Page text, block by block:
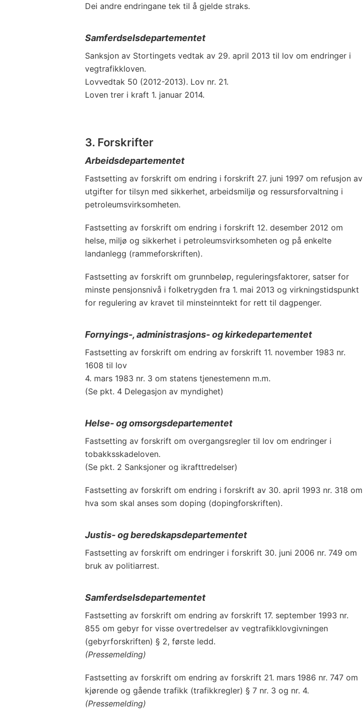
Dei andre endringane tek til å gjelde straks.
Samferdselsdepartementet
Sanksjon av Stortingets vedtak av 29. april 2013 til lov om endringer i
vegtrafikkloven.
Lovvedtak 50 (2012-2013). Lov nr. 21.
Loven trer i kraft 1. januar 2014.
3. Forskrifter
Arbeidsdepartementet
Fastsetting av forskrift om endring i forskrift 27. juni 1997 om refusjon av
utgifter for tilsyn med sikkerhet, arbeidsmiljø og ressursforvaltning i
petroleumsvirksomheten.
Fastsetting av forskrift om endring i forskrift 12. desember 2012 om
helse, miljø og sikkerhet i petroleumsvirksomheten og på enkelte
landanlegg (rammeforskriften).
Fastsetting av forskrift om grunnbeløp, reguleringsfaktorer, satser for
minste pensjonsnivå i folketrygden fra 1. mai 2013 og virkningstidspunkt
for regulering av kravet til minsteinntekt for rett til dagpenger.
Fornyings-, administrasjons- og kirkedepartementet
Fastsetting av forskrift om endring av forskrift 11. november 1983 nr.
1608 til lov
4. mars 1983 nr. 3 om statens tjenestemenn m.m.
(Se pkt. 4 Delegasjon av myndighet)
Helse- og omsorgsdepartementet
Fastsetting av forskrift om overgangsregler til lov om endringer i
tobakksskadeloven.
(Se pkt. 2 Sanksjoner og ikrafttredelser)
Fastsetting av forskrift om endring i forskrift av 30. april 1993 nr. 318 om
hva som skal anses som doping (dopingforskriften).
Justis- og beredskapsdepartementet
Fastsetting av forskrift om endringer i forskrift 30. juni 2006 nr. 749 om
bruk av politiarrest.
Samferdselsdepartementet
Fastsetting av forskrift om endring av forskrift 17. september 1993 nr.
855 om gebyr for visse overtredelser av vegtrafikklovgivningen
(gebyrforskriften) § 2, første ledd.
(Pressemelding)
Fastsetting av forskrift om endring av forskrift 21. mars 1986 nr. 747 om
kjørende og gående trafikk (trafikkregler) § 7 nr. 3 og nr. 4.
(Pressemelding)